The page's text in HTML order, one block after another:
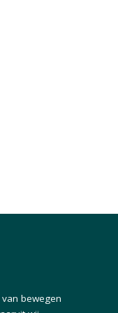
bewegen